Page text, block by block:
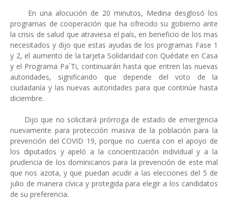
En una alocución de 20 minutos, Medina desglosó los
programas de cooperación que ha ofrecido su gobierno ante
la crisis de salud que atraviesa el país, en beneficio de los mas
necesitados y dijo que estas ayudas de los programas Fase 1
y 2, el aumento de la tarjeta Solidaridad con Quédate en Casa
y el Programa Pa´Ti, continuarán hasta que entren las nuevas
autoridades, significando que depende del voto de la
ciudadanía y las nuevas autoridades para que continúe hasta
diciembre.
Dijo que no solicitará prórroga de estado de emergencia
nuevamente para protección masiva de la población para la
prevención del COVID 19, porque no cuenta con el apoyo de
los diputados y apeló a la concientización individual y a la
prudencia de los dominicanos para la prevención de este mal
que nos azota, y que puedan acudir a las elecciones del 5 de
julio de manera cívica y protegida para elegir a los candidatos
de su preferencia.